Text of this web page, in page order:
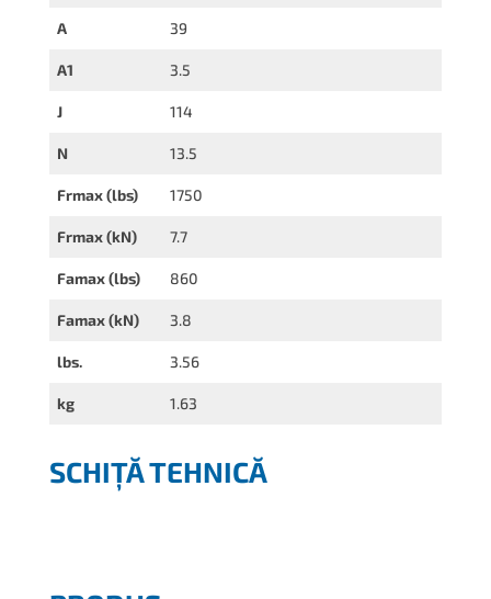
A 39
A1 3.5
J 114
N 13.5
Frmax (lbs) 1750
Frmax (kN) 7.7
Famax (lbs) 860
Famax (kN) 3.8
lbs. 3.56
kg 1.63
SCHIȚĂ TEHNICĂ